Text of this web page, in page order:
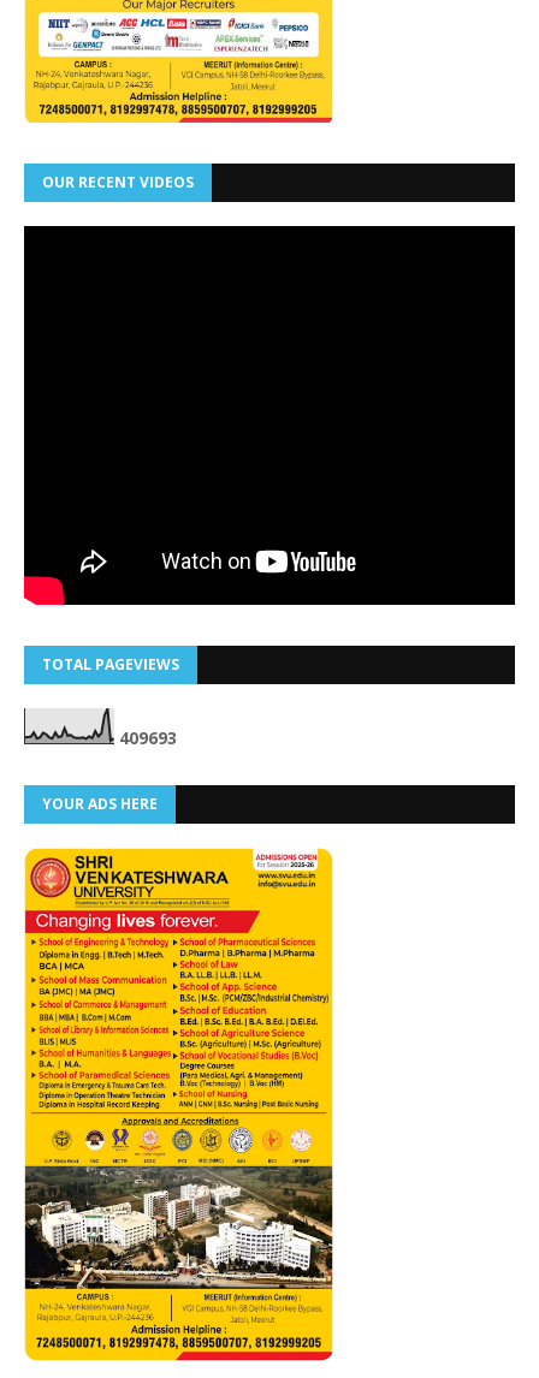
OUR RECENT VIDEOS
TOTAL PAGEVIEWS
409693
YOUR ADS HERE